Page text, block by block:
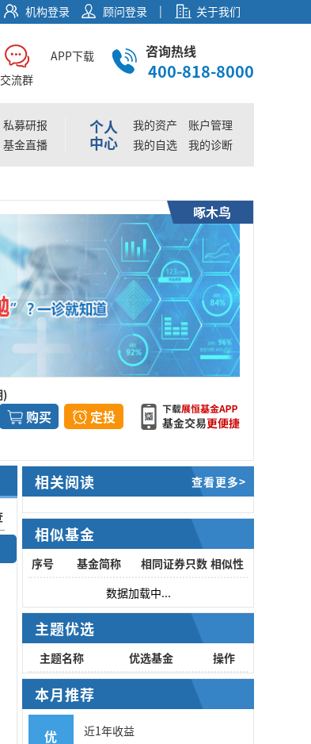
机构登录 顾问登录 | 关于我们
交流群
APP下载 咨询热线
400-818-8000
私募研报
基金直播
个人
中心
我的资产
账户管理
我的自选
我的诊断
啄木鸟
)
购买 定投
相关阅读 查看更多>
相似基金
序号 基金简称 相同证券只数 相似性
数据加载中...
主题优选
主题名称 优选基金 操作
本月推荐
优
近1年收益